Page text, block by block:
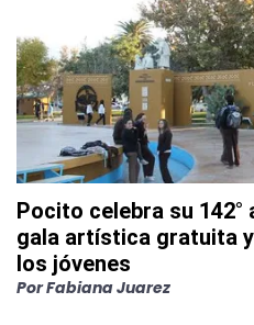
Pocito celebra su
gala artística gratuita
los jóvenes
PorFabiana Juarez